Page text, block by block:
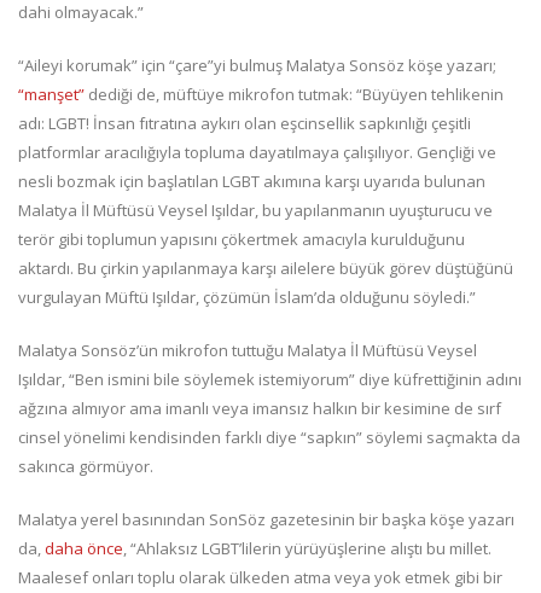
dahi olmayacak.”
“Aileyi korumak” için “çare”yi bulmuş Malatya Sonsöz köşe yazarı;
“manşet” dediği de, müftüye mikrofon tutmak: “Büyüyen tehlikenin
adı: LGBT! İnsan fıtratına aykırı olan eşcinsellik sapkınlığı çeşitli
platformlar aracılığıyla topluma dayatılmaya çalışılıyor. Gençliği ve
nesli bozmak için başlatılan LGBT akımına karşı uyarıda bulunan
Malatya İl Müftüsü Veysel Işıldar, bu yapılanmanın uyuşturucu ve
terör gibi toplumun yapısını çökertmek amacıyla kurulduğunu
aktardı. Bu çirkin yapılanmaya karşı ailelere büyük görev düştüğünü
vurgulayan Müftü Işıldar, çözümün İslam’da olduğunu söyledi.”
Malatya Sonsöz’ün mikrofon tuttuğu Malatya İl Müftüsü Veysel
Işıldar, “Ben ismini bile söylemek istemiyorum” diye küfrettiğinin adını
ağzına almıyor ama imanlı veya imansız halkın bir kesimine de sırf
cinsel yönelimi kendisinden farklı diye “sapkın” söylemi saçmakta da
sakınca görmüyor.
Malatya yerel basınından SonSöz gazetesinin bir başka köşe yazarı
da,daha önce, “Ahlaksız LGBT’lilerin yürüyüşlerine alıştı bu millet.
Maalesef onları toplu olarak ülkeden atma veya yok etmek gibi bir